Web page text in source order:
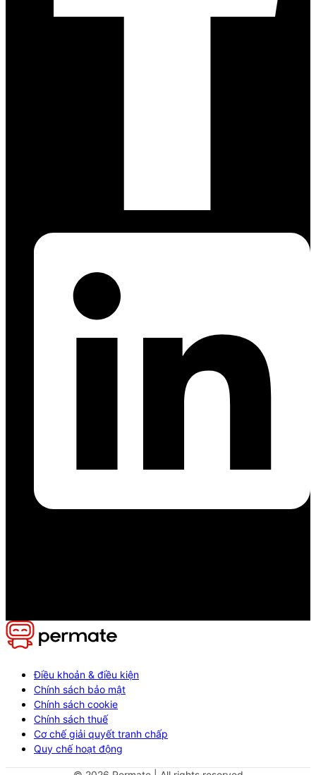
Điều khoản & điều kiện
Chính sách bảo mật
Chính sách cookie
Chính sách thuế
Cơ chế giải quyết tranh chấp
Quy chế hoạt động